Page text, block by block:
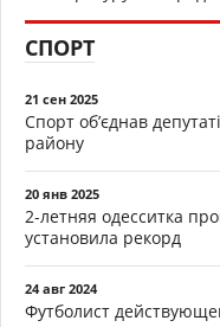
СПОРТ
21 сен 2025
Спорт об’єднав
району
20 янв 2025
2-летняя одесситка
установила рекорд
24 авг 2024
Футболист